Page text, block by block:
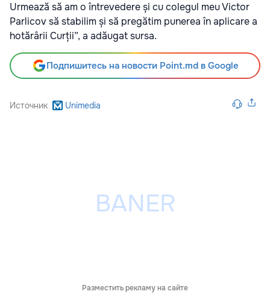
Urmează să am o întrevedere și cu colegul meu Victor
Parlicov să stabilim și să pregătim punerea în aplicare a
hotărârii Curții”, a adăugat sursa.
Подпишитесь на новости Point.md в Google
Источник Unimedia
Разместить рекламу на сайте